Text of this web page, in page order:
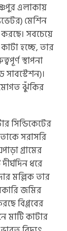
এলাকায়
মেশিন
সবচেয়ে
হচ্ছে, তার
স্থাপনা
সাবস্টেশন)।
ঝুঁকির
সিন্ডিকেটের
সরাসরি
গ্রামের
ধরে
মল্লিক তার
জমির
বিপ্লবের
মাটি কাটার